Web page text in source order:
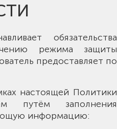
обязательства
режима защиты
предоставляет по
настоящей Политики
путём заполнения
информацию: